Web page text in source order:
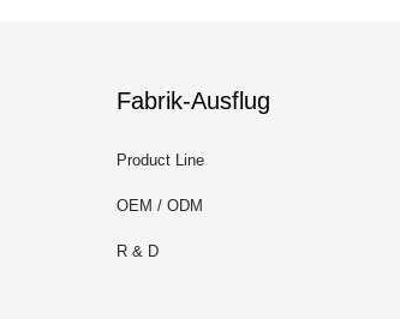
Fabrik-Ausflug
Product Line
OEM / ODM
R & D